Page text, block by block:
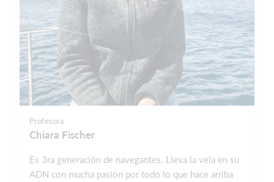
Profesora
Chiara Fischer
Es 3ra generación de navegantes. Lleva la vela en su
ADN con mucha pasión por todo lo que hace arriba